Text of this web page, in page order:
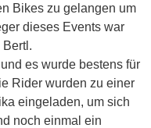
Bikes zu gelangen um
dieses Events war
es wurde bestens für
Rider wurden zu einer
eingeladen, um sich
noch einmal ein